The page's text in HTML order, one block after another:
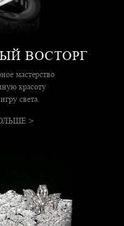
ВОСТОРГ
мастерство
красоту
света.
>